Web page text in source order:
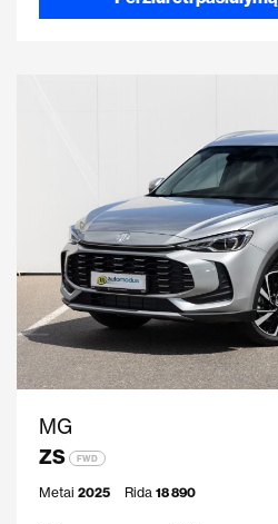
MG
ZS
FWD
Metai 2025 Rida 18 890